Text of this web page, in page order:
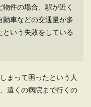
件の場合、駅が近く
車などの交通量が多
いう失敗をしている
まって困ったという人
遠くの病院まで行くの